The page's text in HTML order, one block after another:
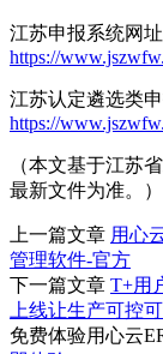
江苏申报系统网址
https://
江苏认定遴选类申
https://
（本文基于江苏
最新文件为准。）
上一篇文章 用心
管理软件-官方
下一篇文章 T+用
上线让生产可控
免费体验用心云